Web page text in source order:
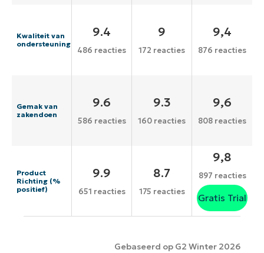
Kwaliteit van
ondersteuning
9.4
486 reacties
9
172 reacties
9,4
876 reacties
Gemak van
zakendoen
9.6
586 reacties
9.3
160 reacties
9,6
808 reacties
Product
Richting (%
positief)
9.9
651 reacties
8.7
175 reacties
9,8
897 reacties
Gratis Trial
Gebaseerd op G2 Winter 2026